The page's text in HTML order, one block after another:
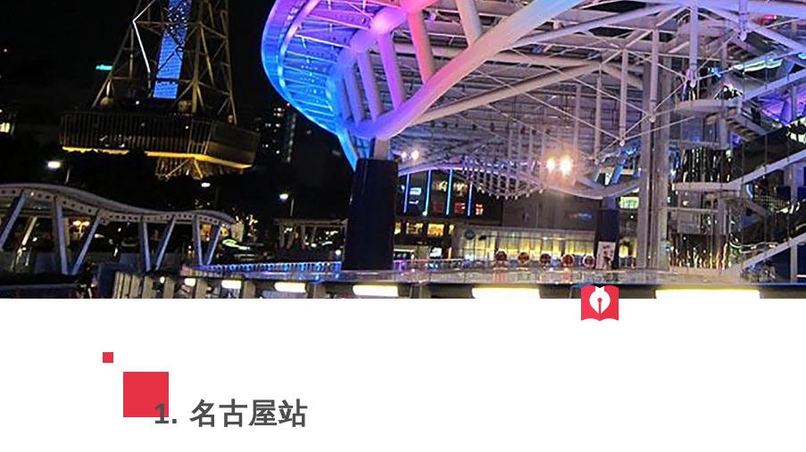
1. 名古屋站